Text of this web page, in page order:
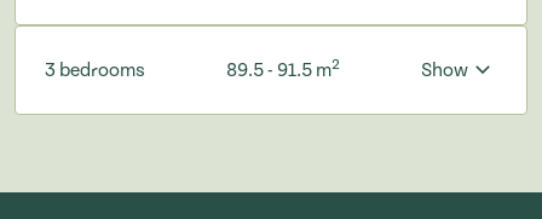
3 bedrooms 89.5 - 91.5 m2 Show